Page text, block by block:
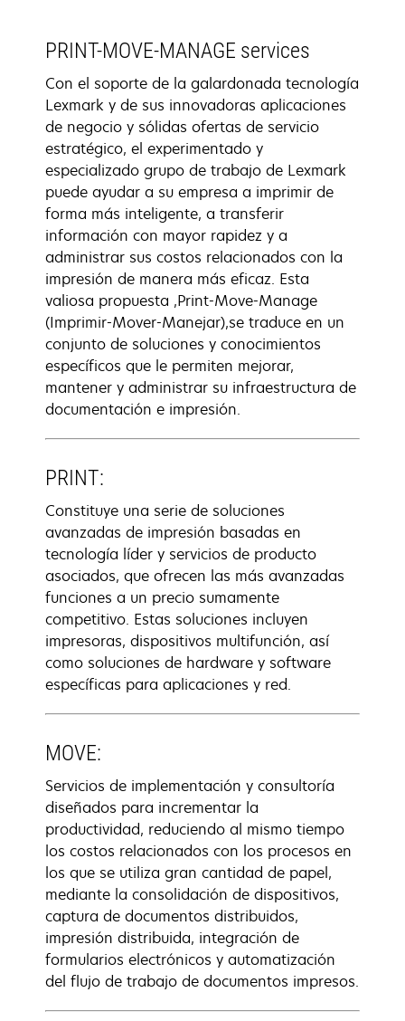
PRINT-MOVE-MANAGE services
Con el soporte de la galardonada tecnología
Lexmark y de sus innovadoras aplicaciones
de negocio y sólidas ofertas de servicio
estratégico, el experimentado y
especializado grupo de trabajo de Lexmark
puede ayudar a su empresa a imprimir de
forma más inteligente, a transferir
información con mayor rapidez y a
administrar sus costos relacionados con la
impresión de manera más eficaz. Esta
valiosa propuesta ,Print-Move-Manage
(Imprimir-Mover-Manejar),se traduce en un
conjunto de soluciones y conocimientos
específicos que le permiten mejorar,
mantener y administrar su infraestructura de
documentación e impresión.
PRINT:
Constituye una serie de soluciones
avanzadas de impresión basadas en
tecnología líder y servicios de producto
asociados, que ofrecen las más avanzadas
funciones a un precio sumamente
competitivo. Estas soluciones incluyen
impresoras, dispositivos multifunción, así
como soluciones de hardware y software
específicas para aplicaciones y red.
MOVE:
Servicios de implementación y consultoría
diseñados para incrementar la
productividad, reduciendo al mismo tiempo
los costos relacionados con los procesos en
los que se utiliza gran cantidad de papel,
mediante la consolidación de dispositivos,
captura de documentos distribuidos,
impresión distribuida, integración de
formularios electrónicos y automatización
del flujo de trabajo de documentos impresos.